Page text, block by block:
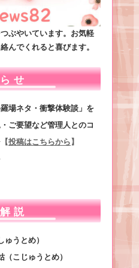
ぶやいています。お気軽
んでくれると喜びます。
せ
場ネタ・衝撃体験談」を
ご要望など管理人とのコ
【投稿はこちらから 】
説
うとめ）
こじゅうとめ）